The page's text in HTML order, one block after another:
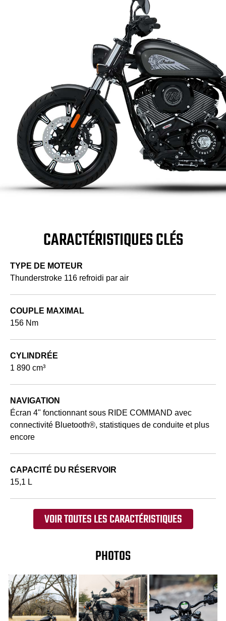
CARACTÉRISTIQUES CLÉS
TYPE DE MOTEUR
Thunderstroke 116 refroidi par air
COUPLE MAXIMAL
156 Nm
CYLINDRÉE
1 890 cm³
NAVIGATION
Écran 4" fonctionnant sous RIDE COMMAND avec
connectivité Bluetooth®, statistiques de conduite et plus
encore
CAPACITÉ DU RÉSERVOIR
15,1 L
VOIR TOUTES LES CARACTÉRISTIQUES
PHOTOS